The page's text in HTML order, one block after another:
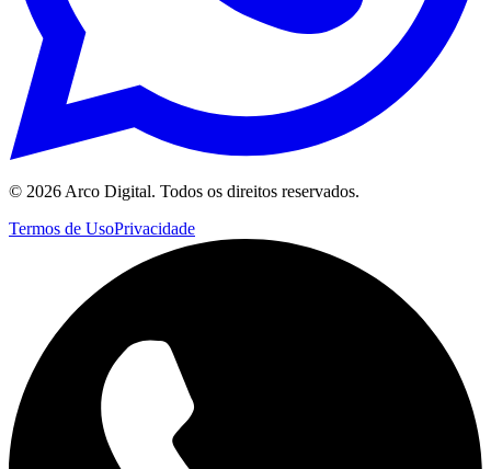
© 2026 Arco Digital. Todos os direitos reservados.
Termos de UsoPrivacidade